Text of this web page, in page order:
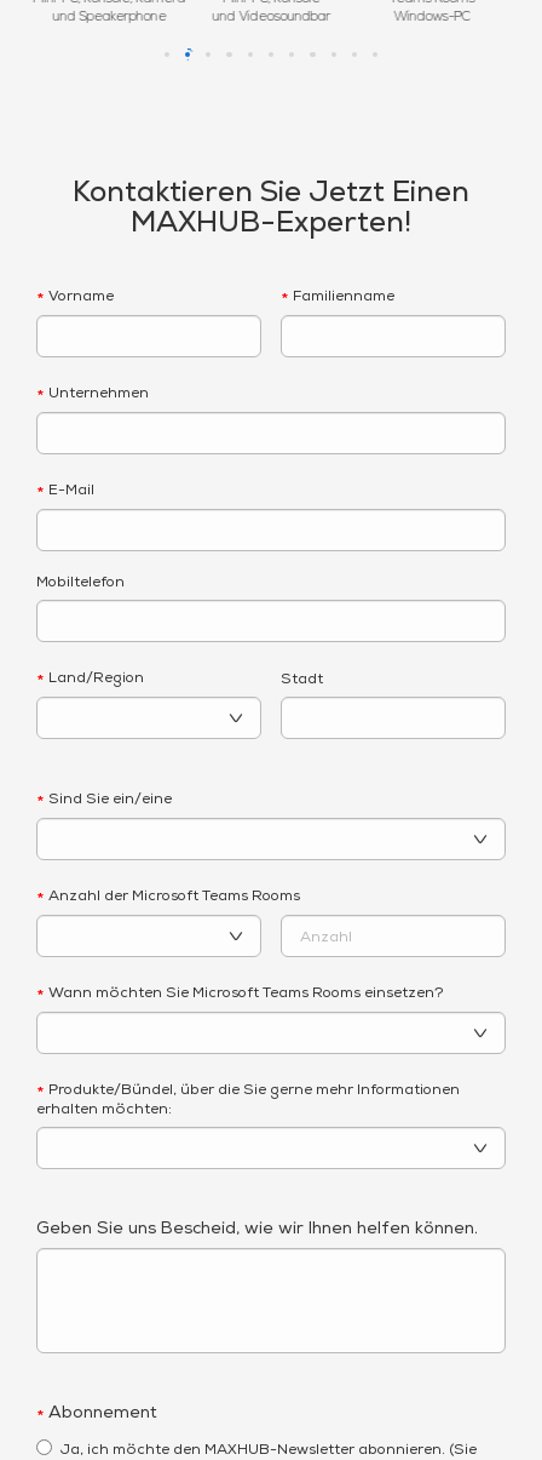
und Speakerphone
und Videosoundbar
Windows-PC
Kontaktieren Sie Jetzt Einen
MAXHUB-Experten!
* Vorname * Familienname
* Unternehmen
* E-Mail
Mobiltelefon
* Land/Region Stadt
* Sind Sie ein/eine
* Anzahl der Microsoft Teams Rooms
* Wann möchten Sie Microsoft Teams Rooms einsetzen?
* Produkte/Bündel, über die Sie gerne mehr Informationen
erhalten möchten:
Geben Sie uns Bescheid, wie wir Ihnen helfen können.
* Abonnement
Ja, ich möchte den MAXHUB-Newsletter abonnieren. (Sie